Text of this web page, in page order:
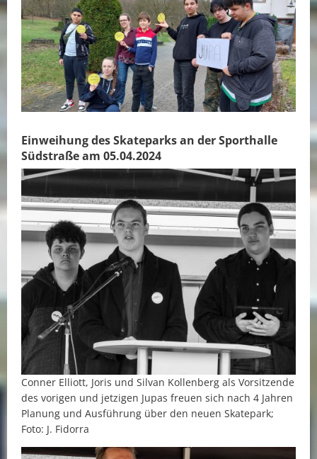
Einweihung des Skateparks an der Sporthalle
Südstraße am 05.04.2024
Conner Elliott, Joris und Silvan Kollenberg als Vorsitzende
des vorigen und jetzigen Jupas freuen sich nach 4 Jahren
Planung und Ausführung über den neuen Skatepark;
Foto: J. Fidorra